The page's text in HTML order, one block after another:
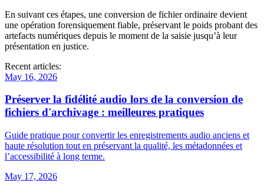
En suivant ces étapes, une conversion de fichier ordinaire devient
une opération forensiquement fiable, préservant le poids probant des
artefacts numériques depuis le moment de la saisie jusqu’à leur
présentation en justice.
Recent articles:
May 16, 2026
Préserver la fidélité audio lors de la conversion de
fichiers d'archivage : meilleures pratiques
Guide pratique pour convertir les enregistrements audio anciens et
haute résolution tout en préservant la qualité, les métadonnées et
l’accessibilité à long terme.
May 17, 2026